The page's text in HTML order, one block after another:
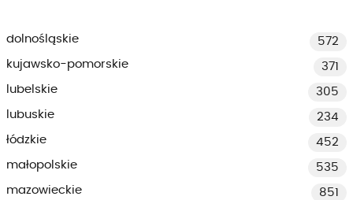
dolnośląskie
572
kujawsko-pomorskie
371
lubelskie
305
lubuskie
234
łódzkie
452
małopolskie
535
mazowieckie
851